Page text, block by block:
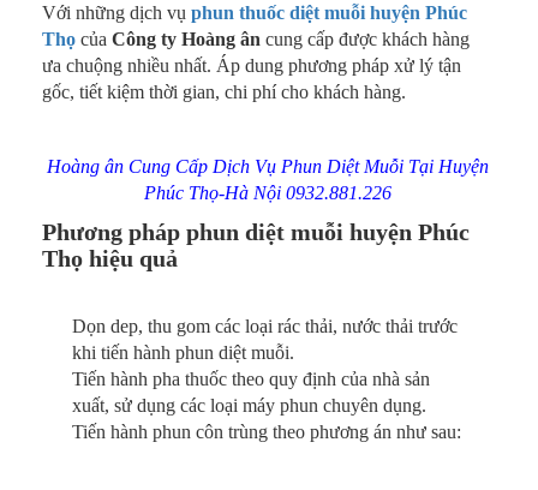
Với những dịch vụ phun thuốc diệt muỗi huyện Phúc
Thọ của Công ty Hoàng ân cung cấp được khách hàng
ưa chuộng nhiều nhất. Áp dung phương pháp xử lý tận
gốc, tiết kiệm thời gian, chi phí cho khách hàng.
Hoàng ân Cung Cấp Dịch Vụ Phun Diệt Muỗi Tại Huyện
Phúc Thọ-Hà Nội 0932.881.226
Phương pháp phun diệt muỗi huyện Phúc
Thọ hiệu quả
Dọn dep, thu gom các loại rác thải, nước thải trước
khi tiến hành phun diệt muỗi.
Tiến hành pha thuốc theo quy định của nhà sản
xuất, sử dụng các loại máy phun chuyên dụng.
Tiến hành phun côn trùng theo phương án như sau: